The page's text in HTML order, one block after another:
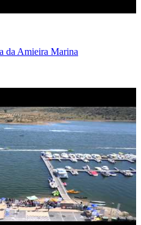
da Amieira Marina